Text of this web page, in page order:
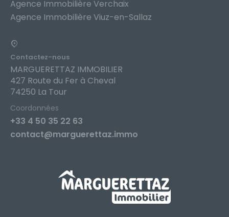
Agence Immobilière Verchaix
Agence Immobilière Viuz-en-Sallaz
Contactez-nous
MARGUERETTAZ IMMOBILIER
427 Route du Fer à Cheval
74250 La Tour
Coordonnées
+33 4 50 35 22 63
contact@marguerettaz.immo